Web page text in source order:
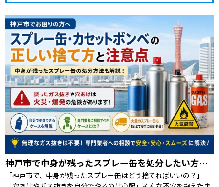
神戸市で中身が残ったスプレー缶を処分したい方へ｜回収相談の前に知るべき注意点
「神戸市で、中身が残ったスプレー缶はどう捨てればいいの？」